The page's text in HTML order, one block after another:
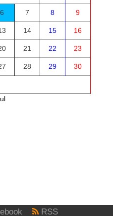
6 7 8 9
14 15 16
21 22 23
28 29 30
RSS